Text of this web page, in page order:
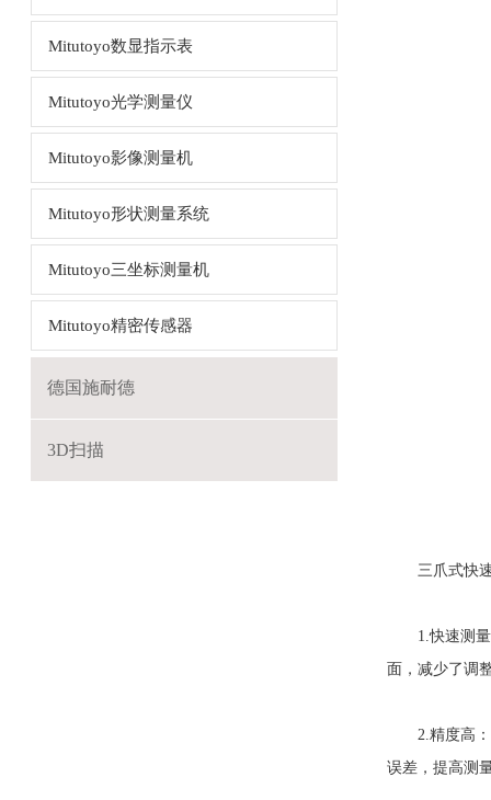
Mitutoyo数显指示表
Mitutoyo光学测量仪
Mitutoyo影像测量机
Mitutoyo形状测量系统
Mitutoyo三坐标测量机
Mitutoyo精密传感器
德国施耐德
3D扫描
三爪式快
1.快速测量：
面，减少了调
2.精度高：采
误差，提高测